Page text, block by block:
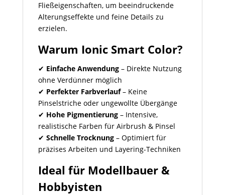
Fließeigenschaften, um beeindruckende
Alterungseffekte und feine Details zu
erzielen.
Warum Ionic Smart Color?
✔ Einfache Anwendung– Direkte Nutzung
ohne Verdünner möglich
✔ Perfekter Farbverlauf– Keine
Pinselstriche oder ungewollte Übergänge
✔ Hohe Pigmentierung– Intensive,
realistische Farben für Airbrush & Pinsel
✔ Schnelle Trocknung– Optimiert für
präzises Arbeiten und Layering-Techniken
Ideal für Modellbauer &
Hobbyisten